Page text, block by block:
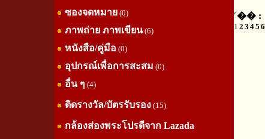
ซองจดหมาย(0)
ภาพถ่าย ภาพเขียน(6)
หนังสือ/คู่มือ (0)
อุปกรณ์เพื่อการสะสม (0)
อื่น ๆ (4)
ติดรางวัล/บัตรรับรอง(15)
กล้องส่องพระโปรดีจาก Lazada
˹�� :
1 2 3 45 6